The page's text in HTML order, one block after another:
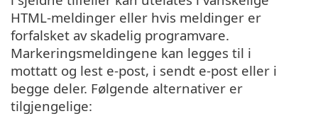
HTML-meldinger eller hvis meldinger er
forfalsket av skadelig programvare.
Markeringsmeldingene kan legges til i
mottatt og lest e-post, i sendt e-post eller i
begge deler. Følgende alternativer er
tilgjengelige: